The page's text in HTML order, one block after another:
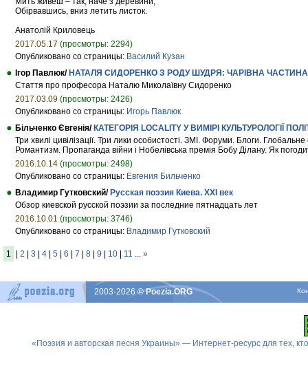
Обірвавшись, вниз летить листок.
Анатолій Криловець
2017.05.17 (просмотры: 2294)
Опубликовано со страницы: Василий Кузан
Ігор Павлюк/ НАТАЛЯ СИДОРЕНКО З РОДУ ШУДРЯ: ЧАРІВНА
Стаття про професора Наталю Миколаївну Сидоренко
2017.03.09 (просмотры: 2426)
Опубликовано со страницы: Игорь Павлюк
Більченко Євгенія/ КАТЕГОРІЯ LOCALITY У ВИМІРІ КУЛЬТУРОЛОГІЇ
Три хвилі цивілізації. Три лики особистості. ЗМІ. Форуми. Блоги.
Романтизм. Пропаганда війни і Нобелівська премія Бобу Ділану. Як
2016.10.14 (просмотры: 2498)
Опубликовано со страницы: Евгения Бильченко
Владимир Гутковский/ Русская поэзия Киева. XXI век
Обзор киевской русской поэзии за последние пятнадцать лет
2016.10.01 (просмотры: 3746)
Опубликовано со страницы: Владимир Гутковский
1 2 3 4 5 6 7 8 9 10 11 ... »
2003-2026© Poezia.ORG
«Поэзия и авторская песня Украины» — Интернет-ресурс для тех,